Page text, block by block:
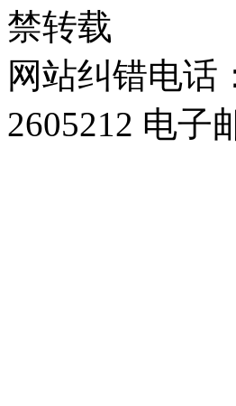
禁转载
网站纠错电话
2605212 电子